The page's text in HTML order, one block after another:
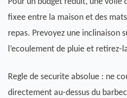
fixee entre la maison et des
repas. Prevoyez une inclinaison
l’ecoulement de pluie et retirez-
Regle de securite absolue : ne
directement au-dessus du